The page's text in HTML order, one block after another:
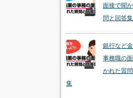
面接で聞
問と回答集
銀行など
事務職の
かれた質
集